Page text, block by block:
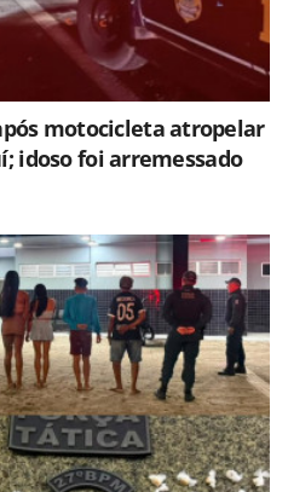
motocicleta atropelar
idoso foi arremessado